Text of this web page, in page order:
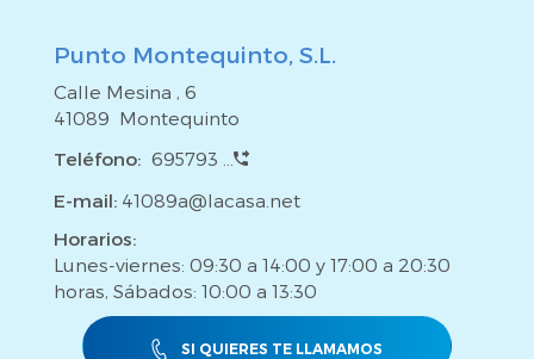
Punto Montequinto, S.L.
Calle Mesina , 6
41089 Montequinto
Teléfono: 695793 ...
E-mail: 41089a@lacasa.net
Horarios:
Lunes-viernes: 09:30 a 14:00 y 17:00 a 20:30
horas, Sábados: 10:00 a 13:30
SI QUIERES TE LLAMAMOS